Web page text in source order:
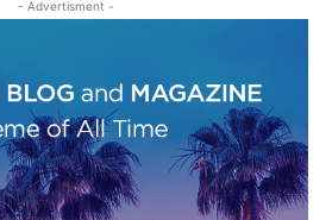
- Advertisment -